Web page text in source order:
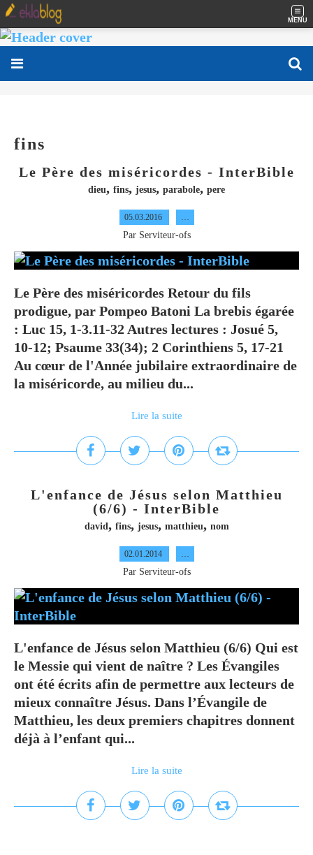
MENU
fins
Le Père des miséricordes - InterBible
dieu, fins, jesus, parabole, pere
05.03.2016 …
Par Serviteur-ofs
Le Père des miséricordes Retour du fils
prodigue, par Pompeo Batoni La brebis égarée
: Luc 15, 1-3.11-32 Autres lectures : Josué 5,
10-12; Psaume 33(34); 2 Corinthiens 5, 17-21
Au cœur de l'Année jubilaire extraordinaire de
la miséricorde, au milieu du...
Lire la suite
L'enfance de Jésus selon Matthieu
(6/6) - InterBible
david, fins, jesus, matthieu, nom
02.01.2014 …
Par Serviteur-ofs
L'enfance de Jésus selon Matthieu (6/6) Qui est
le Messie qui vient de naître ? Les Évangiles
ont été écrits afin de permettre aux lecteurs de
mieux connaître Jésus. Dans l’Évangile de
Matthieu, les deux premiers chapitres donnent
déjà à l’enfant qui...
Lire la suite